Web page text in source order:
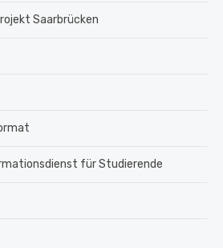
Saarbrücken
für Studierende